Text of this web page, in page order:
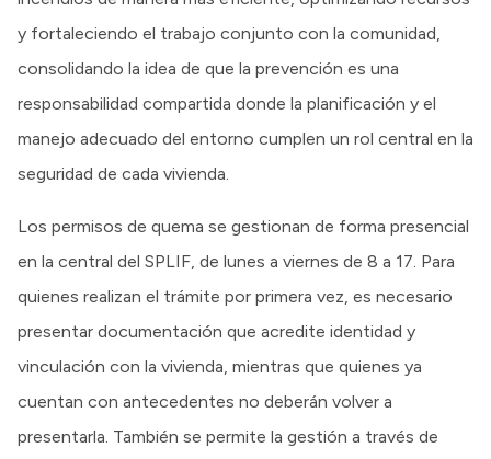
y fortaleciendo el trabajo conjunto con la comunidad,
consolidando la idea de que la prevención es una
responsabilidad compartida donde la planificación y el
manejo adecuado del entorno cumplen un rol central en la
seguridad de cada vivienda.
Los permisos de quema se gestionan de forma presencial
en la central del SPLIF, de lunes a viernes de 8 a 17. Para
quienes realizan el trámite por primera vez, es necesario
presentar documentación que acredite identidad y
vinculación con la vivienda, mientras que quienes ya
cuentan con antecedentes no deberán volver a
presentarla. También se permite la gestión a través de